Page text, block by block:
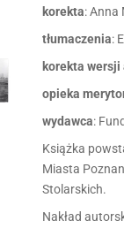
korekta: Anna
tłumaczenia:
korekta
opieka
wydawca:
Książka
Miasta
Stolarskich.
Nakład